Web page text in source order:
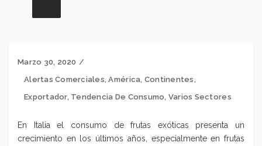
Marzo 30, 2020
Alertas Comerciales,América, Continentes ,
Exportador, Tendencia De Consumo, Varios Sectores
En Italia el consumo de frutas exóticas presenta un
crecimiento en los últimos años, especialmente en frutas